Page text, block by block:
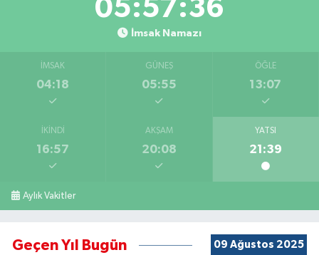
05:57:35
İmsak Namazı
İMSAK
04:18
GÜNEŞ
05:55
ÖĞLE
13:07
İKINDI
16:57
AKŞAM
20:08
YATSI
21:39
Aylık Vakitler
Geçen Yıl Bugün 09 Ağustos 2025